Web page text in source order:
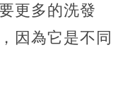
更多的洗發
因為它是不同